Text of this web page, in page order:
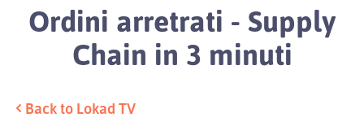
Ordini arretrati - Supply
Chain in 3 minuti
Back to Lokad TV